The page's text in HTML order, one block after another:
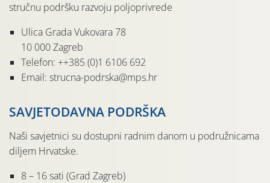
stručnu podršku razvoju poljoprivrede
Ulica Grada Vukovara 78
10 000 Zagreb
Telefon: ++385 (0)1 6106 692
Email: strucna-podrska@mps.hr
SAVJETODAVNA PODRŠKA
Naši savjetnici su dostupni radnim danom u podružnicama
diljem Hrvatske.
8 – 16 sati (Grad Zagreb)